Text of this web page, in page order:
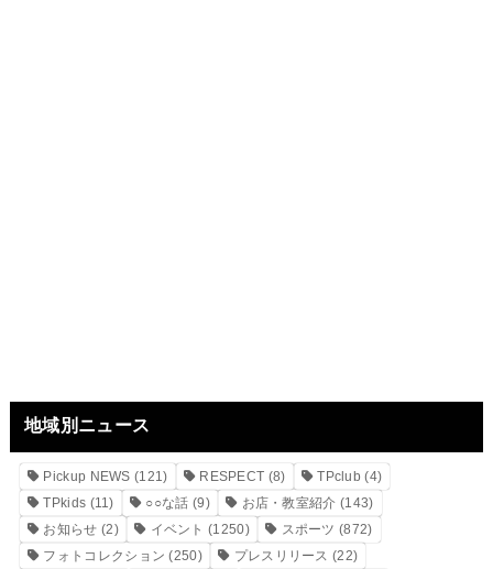
地域別ニュース
Pickup NEWS (121) RESPECT (8) TPclub (4)
TPkids (11) ○○な話 (9) お店・教室紹介 (143)
お知らせ (2) イベント (1250) スポーツ (872)
フォトコレクション (250) プレスリリース (22)